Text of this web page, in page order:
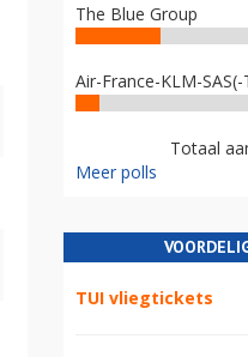
The Blue Group
Air-France-KLM-SAS(-
Totaal
Meer polls
TUI vliegtickets